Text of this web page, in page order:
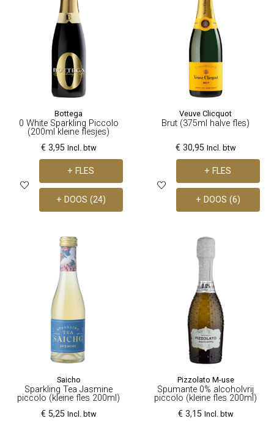
Bottega
0 White Sparkling Piccolo
(200ml kleine flesjes)
€ 3,95 Incl. btw
+ FLES
+ DOOS (24)
Veuve Clicquot
Brut (375ml halve fles)
€ 30,95 Incl. btw
+ FLES
+ DOOS (6)
Saicho
Sparkling Tea Jasmine
piccolo (kleine fles 200ml)
€ 5,25 Incl. btw
Pizzolato M-use
Spumante 0% alcoholvrij
piccolo (kleine fles 200ml)
€ 3,15 Incl. btw